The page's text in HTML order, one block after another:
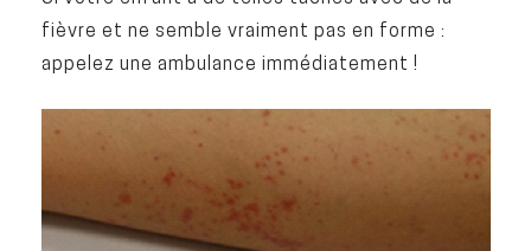
fièvre et ne semble vraiment pas en forme :
appelez une ambulance immédiatement !